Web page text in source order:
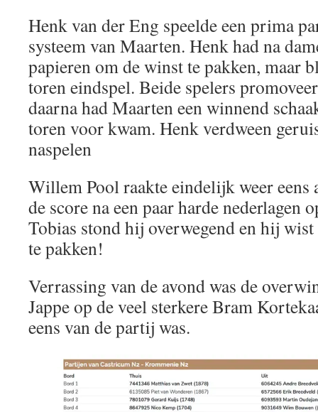
Henk van der Eng speelde een prima
systeem van Maarten. Henk had na
papieren om de winst te pakken, maar
toren eindspel. Beide spelers
daarna had Maarten een winnend
toren voor kwam. Henk verdween
naspelen
Willem Pool raakte eindelijk weer eens
de score na een paar harde nederlagen
Tobias stond hij overwegend en hij
te pakken!
Verrassing van de avond was de
Jappe op de veel sterkere Bram
eens van de partij was.